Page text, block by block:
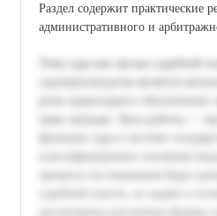
Раздел содержит практические
административного и